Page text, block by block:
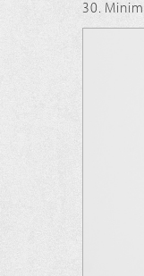
30.